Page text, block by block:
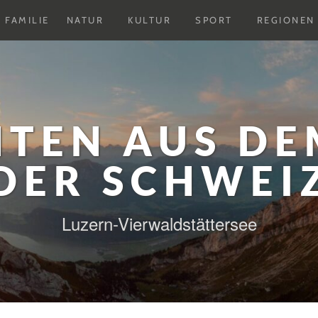
FAMILIE NATUR
Untermenu
KULTUR
Untermenu
SPORT
Untermenu
REGIONEN
AUS
Luzern-Vierwaldstättersee